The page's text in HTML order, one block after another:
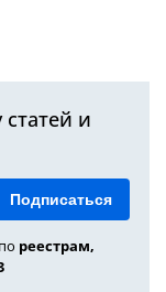
и
Подписаться
реестрам,